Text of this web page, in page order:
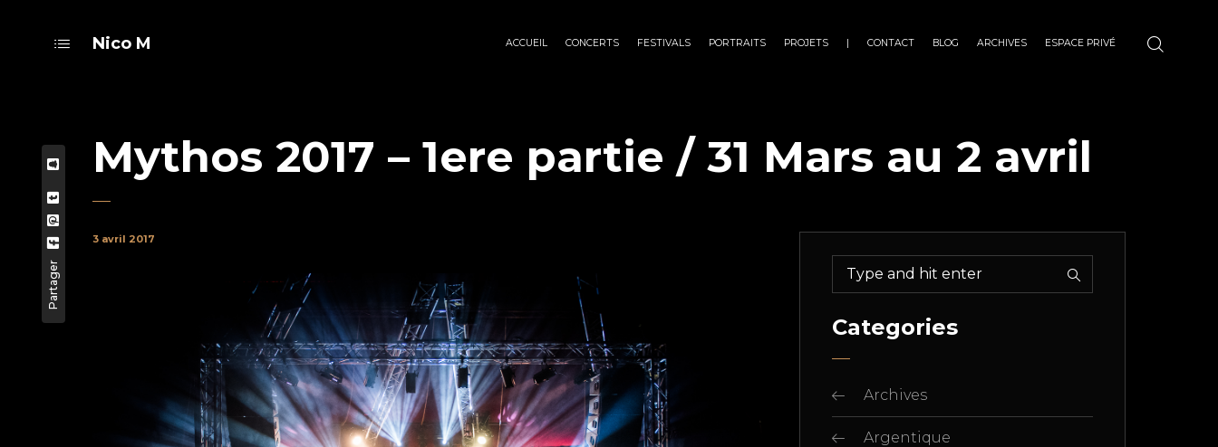
Nico M ACCUEIL CONCERTS FESTIVALS PORTRAITS PROJETS | CONTACT BLOG ARCHIVES ESPACE PRIVÉ
Mythos 2017 – 1ere partie / 31 Mars au 2 avril
Partager
3 avril 2017
Categories
Archives
Argentique